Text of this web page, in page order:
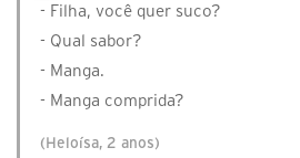
- Filha, você quer suco?
- Qual sabor?
- Manga.
- Manga comprida?
(Heloísa, 2 anos)